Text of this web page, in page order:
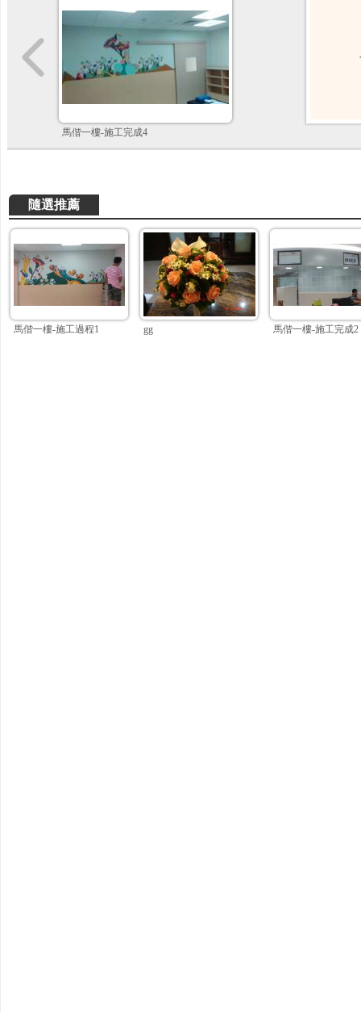
馬偕一樓-施工完成4
隨選推薦
馬偕一樓-施工過程1 gg 馬偕一樓-施工完成2